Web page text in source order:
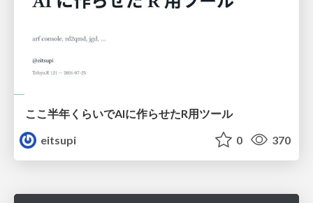
ここ半年くらいでAIに作らせたR用ツール
eitsupi
0 370